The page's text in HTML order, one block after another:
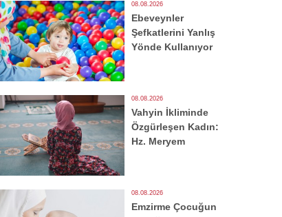
08.08.2026
Ebeveynler
Şefkatlerini Yanlış
Yönde Kullanıyor
08.08.2026
Vahyin İkliminde
Özgürleşen Kadın:
Hz. Meryem
08.08.2026
Emzirme Çocuğun